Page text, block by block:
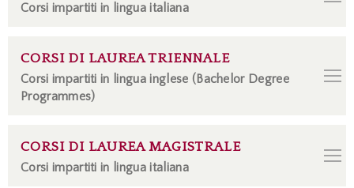
Corsi impartiti in lingua italiana
CORSI DI LAUREA TRIENNALE
Corsi impartiti in lingua inglese (Bachelor Degree
Programmes)
CORSI DI LAUREA MAGISTRALE
Corsi impartiti in lingua italiana